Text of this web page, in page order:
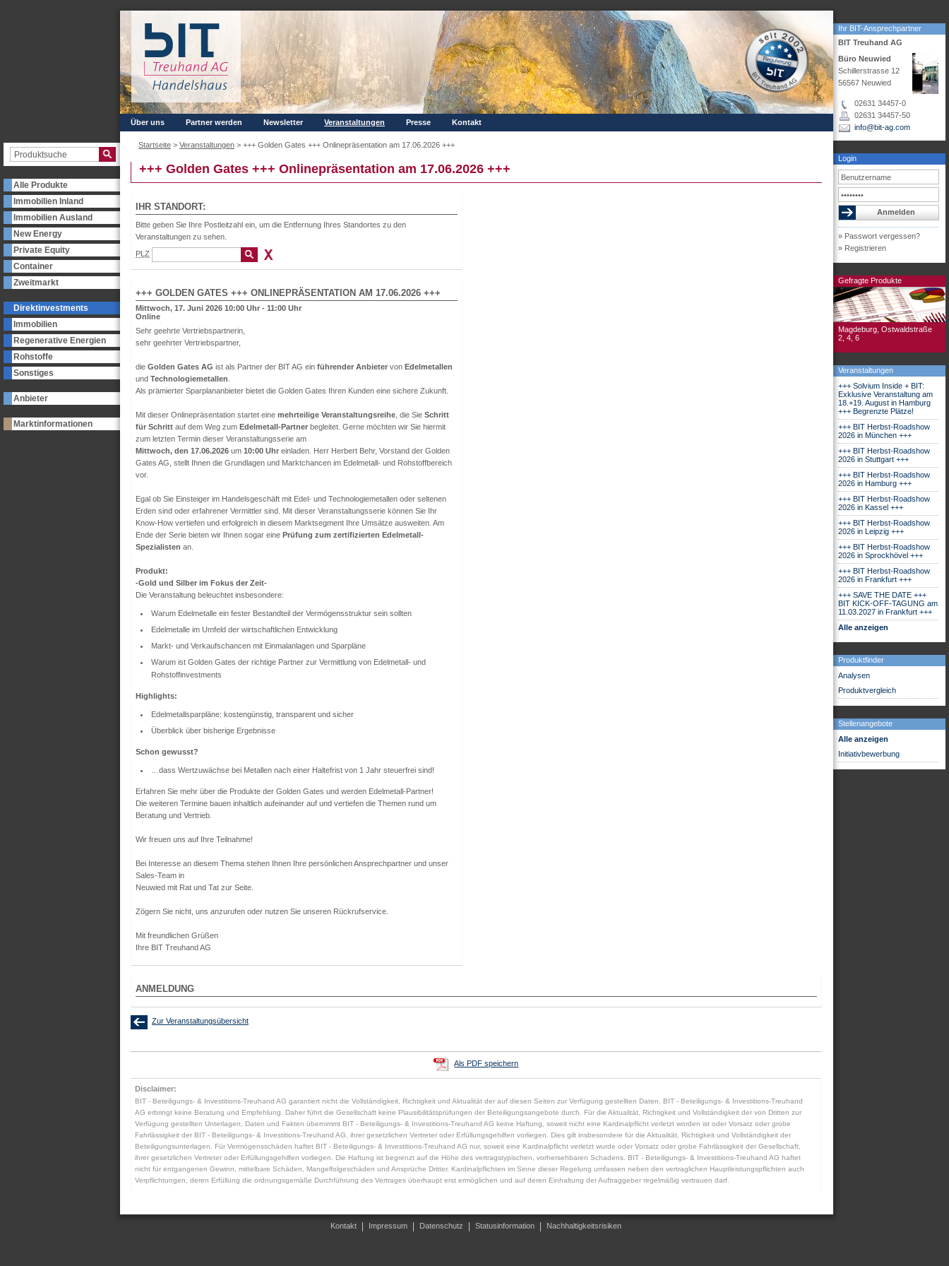
Alle Produkte
Immobilien Inland
Immobilien Ausland
New Energy
Private Equity
Container
Zweitmarkt
Direktinvestments
Immobilien
Regenerative Energien
Rohstoffe
Sonstiges
Anbieter
Marktinformationen
Ihr BIT-Ansprechpartner
BIT Treuhand AG
Büro Neuwied
Schillerstrasse 12
56567 Neuwied
02631 34457-0
02631 34457-50
info@bit-ag.com
Login
» Passwort vergessen?
» Registrieren
Gefragte Produkte
Magdeburg, Ostwaldstraße
2, 4, 6
Veranstaltungen
+++ Solvium Inside + BIT:
Exklusive Veranstaltung am
18.+19. August in Hamburg
+++ Begrenzte Plätze!
+++ BIT Herbst-Roadshow
2026 in München +++
+++ BIT Herbst-Roadshow
2026 in Stuttgart +++
+++ BIT Herbst-Roadshow
2026 in Hamburg +++
+++ BIT Herbst-Roadshow
2026 in Kassel +++
+++ BIT Herbst-Roadshow
2026 in Leipzig +++
+++ BIT Herbst-Roadshow
2026 in Sprockhövel +++
+++ BIT Herbst-Roadshow
2026 in Frankfurt +++
+++ SAVE THE DATE +++
BIT KICK-OFF-TAGUNG am
11.03.2027 in Frankfurt +++
Alle anzeigen
Produktfinder
Analysen
Produktvergleich
Stellenangebote
Alle anzeigen
Initiativbewerbung
Über uns Partner werden Newsletter Veranstaltungen Presse Kontakt
Startseite > Veranstaltungen > +++ Golden Gates +++ Onlinepräsentation am 17.06.2026 +++
+++ Golden Gates +++ Onlinepräsentation am 17.06.2026 +++
IHR STANDORT:
Bitte geben Sie Ihre Postleitzahl ein, um die Entfernung Ihres Standortes zu den
Veranstaltungen zu sehen.
PLZ
+++ GOLDEN GATES +++ ONLINEPRÄSENTATION AM 17.06.2026 +++
Mittwoch, 17. Juni 2026 10:00 Uhr - 11:00 Uhr
Online
Sehr geehrte Vertriebspartnerin,
sehr geehrter Vertriebspartner,
die Golden Gates AG ist als Partner der BIT AG ein führender Anbieter von Edelmetallen
und Technologiemetallen
Als prämierter Sparplananbieter bietet die Golden Gates Ihren Kunden eine sichere Zukunft.
Mit dieser Onlinepräsentation startet eine mehrteilige Veranstaltungsreihe , die Sie Schritt
für Schritt auf dem Weg zum Edelmetall-Partner begleitet. Gerne möchten wir Sie hiermit
zum letzten Termin dieser Veranstaltungsserie am
Mittwoch, den 17.06.2026 um 10:00 Uhr einladen. Herr Herbert Behr, Vorstand der Golden
Gates AG, stellt Ihnen die Grundlagen und Marktchancen im Edelmetall- und Rohstoffbereich
vor.
Egal ob Sie Einsteiger im Handelsgeschäft mit Edel- und Technologiemetallen oder seltenen
Erden sind oder erfahrener Vermittler sind. Mit dieser Veranstaltungsserie können Sie Ihr
Know-How vertiefen und erfolgreich in diesem Marktsegment Ihre Umsätze ausweiten. Am
Ende der Serie bieten wir Ihnen sogar eine Prüfung zum zertifizierten Edelmetall-
Spezialisten an.
Produkt:
-Gold und Silber im Fokus der Zeit-
Die Veranstaltung beleuchtet insbesondere:
Warum Edelmetalle ein fester Bestandteil der Vermögensstruktur sein sollten
Edelmetalle im Umfeld der wirtschaftlichen Entwicklung
Markt- und Verkaufschancen mit Einmalanlagen und Sparpläne
Warum ist Golden Gates der richtige Partner zur Vermittlung von Edelmetall- und
Rohstoffinvestments
Highlights:
Edelmetallsparpläne: kostengünstig, transparent und sicher
Überblick über bisherige Ergebnisse
Schon gewusst?
…dass Wertzuwächse bei Metallen nach einer Haltefrist von 1 Jahr steuerfrei sind!
Erfahren Sie mehr über die Produkte der Golden Gates und werden Edelmetall-Partner!
Die weiteren Termine bauen inhaltlich aufeinander auf und vertiefen die Themen rund um
Beratung und Vertrieb.
Wir freuen uns auf Ihre Teilnahme!
Bei Interesse an diesem Thema stehen Ihnen Ihre persönlichen Ansprechpartner und unser
Sales-Team in
Neuwied mit Rat und Tat zur Seite.
Zögern Sie nicht, uns anzurufen oder nutzen Sie unseren Rückrufservice.
Mit freundlichen Grüßen
Ihre BIT Treuhand AG
ANMELDUNG
Zur Veranstaltungsübersicht
Als PDF speichern
Disclaimer:
BIT - Beteiligungs- & Investitions-Treuhand AG garantiert nicht die Vollständigkeit, Richtigkeit und Aktualität der auf diesen Seiten zur Verfügung gestellten Daten. BIT - Beteiligungs- & Investitions-Treuhand
AG erbringt keine Beratung und Empfehlung. Daher führt die Gesellschaft keine Plausibilitätsprüfungen der Beteiligungsangebote durch. Für die Aktualität, Richtigkeit und Vollständigkeit der von Dritten zur
Verfügung gestellten Unterlagen, Daten und Fakten übernimmt BIT - Beteiligungs- & Investitions-Treuhand AG keine Haftung, soweit nicht eine Kardinalpflicht verletzt worden ist oder Vorsatz oder grobe
Fahrlässigkeit der BIT - Beteiligungs- & Investitions-Treuhand AG, ihrer gesetzlichen Vertreter oder Erfüllungsgehilfen vorliegen. Dies gilt insbesondere für die Aktualität, Richtigkeit und Vollständigkeit der
Beteiligungsunterlagen. Für Vermögensschäden haftet BIT - Beteiligungs- & Investitions-Treuhand AG nur, soweit eine Kardinalpflicht verletzt wurde oder Vorsatz oder grobe Fahrlässigkeit der Gesellschaft,
ihrer gesetzlichen Vertreter oder Erfüllungsgehilfen vorliegen. Die Haftung ist begrenzt auf die Höhe des vertragstypischen, vorhersehbaren Schadens. BIT - Beteiligungs- & Investitions-Treuhand AG haftet
nicht für entgangenen Gewinn, mittelbare Schäden, Mangelfolgeschäden und Ansprüche Dritter. Kardinalpflichten im Sinne dieser Regelung umfassen neben den vertraglichen Hauptleistungspflichten auch
Verpflichtungen, deren Erfüllung die ordnungsgemäße Durchführung des Vertrages überhaupt erst ermöglichen und auf deren Einhaltung der Auftraggeber regelmäßig vertrauen darf.
Kontakt Impressum Datenschutz Statusinformation Nachhaltigkeitsrisiken